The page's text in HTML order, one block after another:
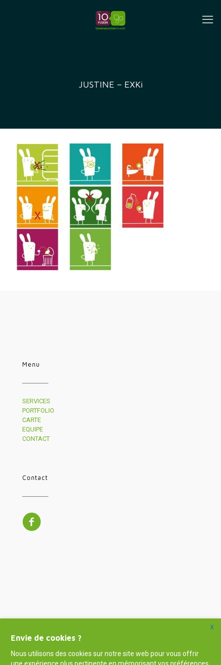
JUSTINE – EXKi
Menu
SERVICES
PORTFOLIO
CARTE
EQUIPE
CONTACT
Contact
X
Envie de cookies ?
Nous utilisons des cookies sur notre site web pour vous offrir
une expérience plus pertinente en mémorisant vos préférences